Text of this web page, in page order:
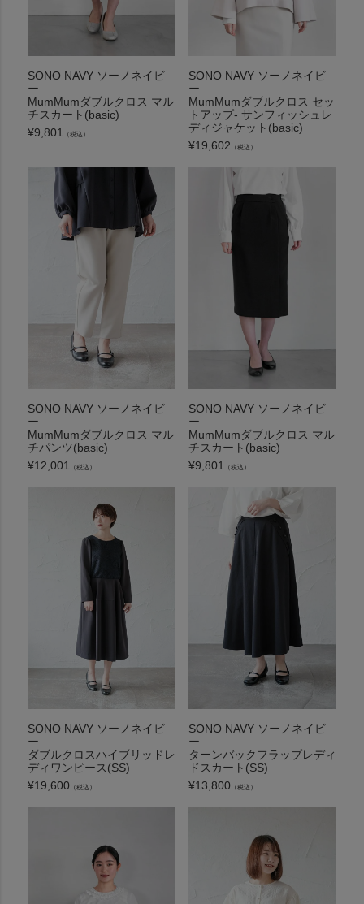
SONO NAVY ソーノネイビ
ー
MumMumダブルクロス マル
チスカート(basic)
¥9,801 （税込）
SONO NAVY ソーノネイビ
ー
MumMumダブルクロス セッ
トアップ- サンフィッシュレ
ディジャケット(basic)
¥19,602 （税込）
SONO NAVY ソーノネイビ
ー
MumMumダブルクロス マル
チパンツ(basic)
¥12,001 （税込）
SONO NAVY ソーノネイビ
ー
MumMumダブルクロス マル
チスカート(basic)
¥9,801 （税込）
SONO NAVY ソーノネイビ
ー
ダブルクロスハイブリッドレ
ディワンピース(SS)
¥19,600 （税込）
SONO NAVY ソーノネイビ
ー
ターンバックフラップレディ
ドスカート(SS)
¥13,800 （税込）